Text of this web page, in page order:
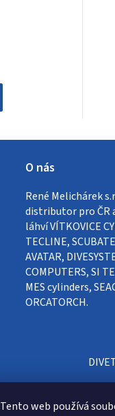
Tento web používá
O nás
René Melichárek
distributor pro ČR
láhví VÍTKOVICE
TECLINE,
AVATAR,
COMPUTERS, SI
MES cylinders,
ORCATORCH.